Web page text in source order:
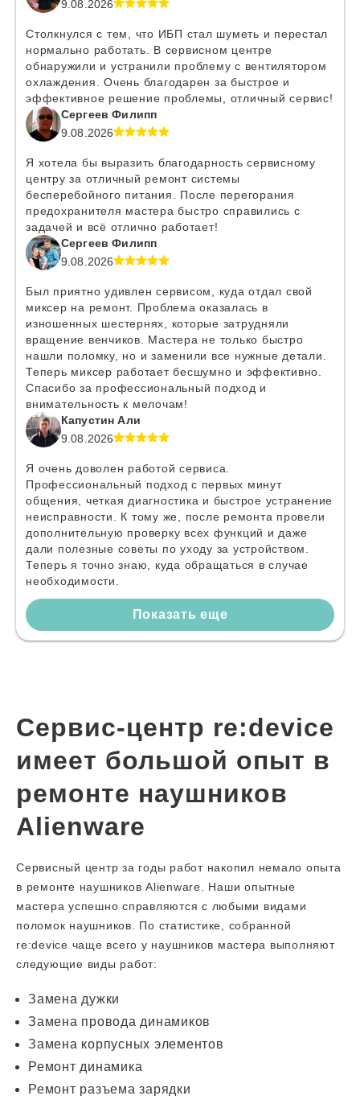
9.08.2026
Столкнулся с тем, что ИБП стал шуметь и перестал
нормально работать. В сервисном центре
обнаружили и устранили проблему с вентилятором
охлаждения. Очень благодарен за быстрое и
эффективное решение проблемы, отличный сервис!
Сергеев Филипп
9.08.2026
Я хотела бы выразить благодарность сервисному
центру за отличный ремонт системы
бесперебойного питания. После перегорания
предохранителя мастера быстро справились с
задачей и всё отлично работает!
Сергеев Филипп
9.08.2026
Был приятно удивлен сервисом, куда отдал свой
миксер на ремонт. Проблема оказалась в
изношенных шестернях, которые затрудняли
вращение венчиков. Мастера не только быстро
нашли поломку, но и заменили все нужные детали.
Теперь миксер работает бесшумно и эффективно.
Спасибо за профессиональный подход и
внимательность к мелочам!
Капустин Али
9.08.2026
Я очень доволен работой сервиса.
Профессиональный подход с первых минут
общения, четкая диагностика и быстрое устранение
неисправности. К тому же, после ремонта провели
дополнительную проверку всех функций и даже
дали полезные советы по уходу за устройством.
Теперь я точно знаю, куда обращаться в случае
необходимости.
Показать еще
Сервис-центр re:device
имеет большой опыт в
ремонте наушников
Alienware
Сервисный центр за годы работ накопил немало опыта
в ремонте наушников Alienware. Наши опытные
мастера успешно справляются с любыми видами
поломок наушников. По статистике, собранной
re:device чаще всего у наушников мастера выполняют
следующие виды работ:
Замена дужки
Замена провода динамиков
Замена корпусных элементов
Ремонт динамика
Ремонт разъема зарядки